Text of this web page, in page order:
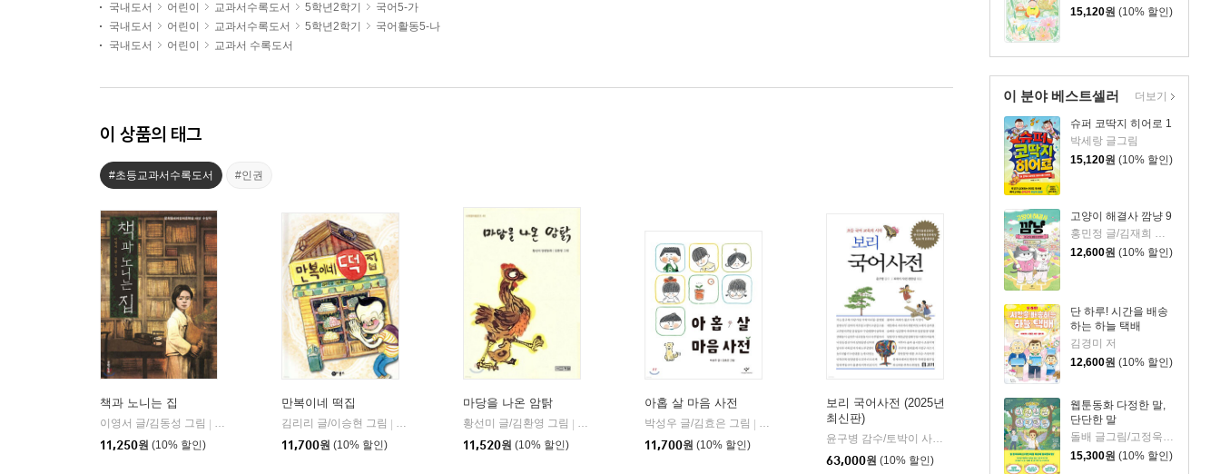
15,120원 (10% 할인)
이 분야 베스트셀러
슈퍼 코딱지 히어로 1
박세랑 글그림
15,120원 (10% 할인)
고양이 해결사 깜냥 9
홍민정 글/김재희 그림
12,600원 (10% 할인)
단 하루! 시간을 배송
하는 하늘 택배
김경미 저
12,600원 (10% 할인)
웹툰동화 다정한 말,
단단한 말
15,300원 (10% 할인)
더보기
국내도서
어린이 교과서수록도서 5학년2학기
국어5-가
국내도서
어린이 교과서수록도서 5학년2학기
국어활동5-나
국내도서
어린이 교과서 수록도서
이 상품의 태그
#초등교과서수록도서 #인권
책과 노니는 집
이영서 글/김동성 그림
문학동네
11,250원 (10% 할인)
만복이네 떡집
김리리 글/이승현 그림
비룡소
11,700원 (10% 할인)
마당을 나온 암탉
황선미 글/김환영 그림
사계절
11,520원 (10% 할인)
아홉 살 마음 사전
박성우 글/김효은 그림
창비
11,700원 (10% 할인)
보리 국어사전 (2025년
최신판)
윤구병 감수/토박이 사전 편찬실 편
보리
63,000원 (10% 할인)